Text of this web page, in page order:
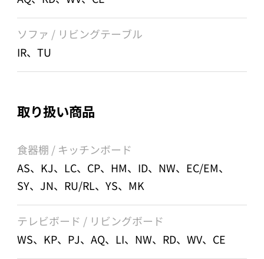
ソファ / リビングテーブル
IR、TU
取り扱い商品
食器棚 / キッチンボード
AS、KJ、LC、CP、HM、ID、NW、EC/EM、
SY、JN、RU/RL、YS、MK
テレビボード / リビングボード
WS、KP、PJ、AQ、LI、NW、RD、WV、CE